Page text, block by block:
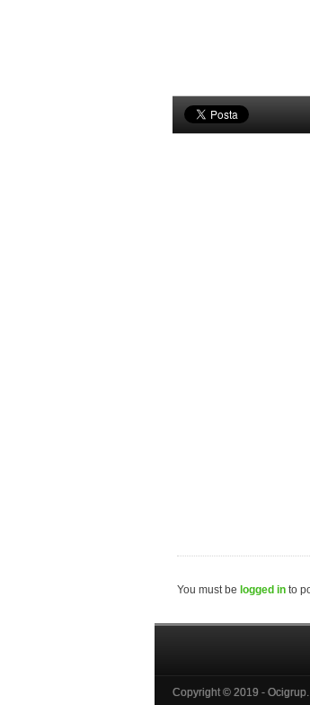
You must be logged in to
Copyright © 2019 -